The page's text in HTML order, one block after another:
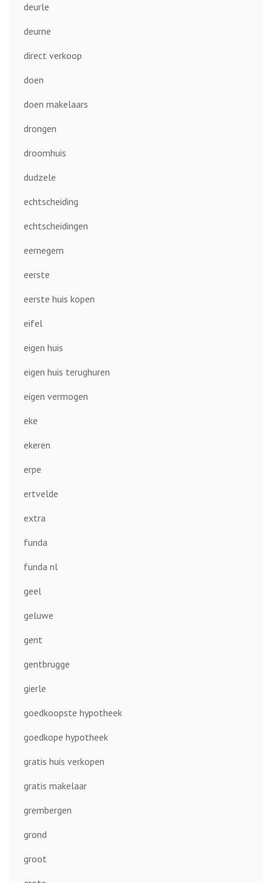
deurle
deurne
direct verkoop
doen
doen makelaars
drongen
droomhuis
dudzele
echtscheiding
echtscheidingen
eernegem
eerste
eerste huis kopen
eifel
eigen huis
eigen huis terughuren
eigen vermogen
eke
ekeren
erpe
ertvelde
extra
funda
funda nl
geel
geluwe
gent
gentbrugge
gierle
goedkoopste hypotheek
goedkope hypotheek
gratis huis verkopen
gratis makelaar
grembergen
grond
groot